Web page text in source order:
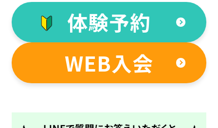
体験予約
WEB入会
(start
automatic
translation)
to
return
top